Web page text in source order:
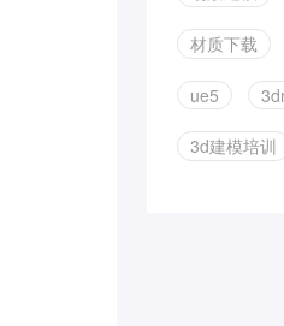
材质下载
ue5
3d建模培训